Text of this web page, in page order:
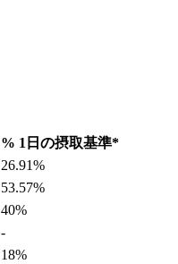
% 1日の摂取基準*
26.91%
53.57%
40%
-
18%